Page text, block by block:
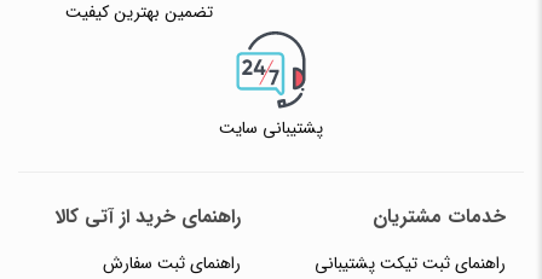
تضمین بهترین کیفیت
پشتیبانی سایت
خدمات مشتریان
راهنمای ثبت تیکت پشتیبانی
راهنمای خرید از آتی کالا
راهنمای ثبت سفارش